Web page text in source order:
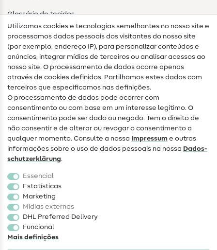
Glossário de tecidos
Guias de costura
Ajuda e contacto
Contacto
Mudança de proprietário
Perguntas frequentes (FAQ)
Direito de cancelamento
Popular
Tecidos
Acessórios de costura
Promoção
Utilizamos cookies e tecnologias semelhantes no nosso site e
processamos dados pessoais dos visitantes do nosso site
(por exemplo, endereço IP), para personalizar conteúdos e
anúncios, integrar mídias de terceiros ou analisar acessos ao
nosso site. O processamento de dados ocorre apenas
através de cookies definidos. Partilhamos estes dados com
terceiros que especificamos nas definições.
O processamento de dados pode ocorrer com
consentimento ou com base em um interesse legítimo. O
consentimento pode ser dado ou negado. Tem o direito de
não consentir e de alterar ou revogar o consentimento a
qualquer momento. Consulte a nossa Impressum e outras
informações sobre o uso de dados pessoais na nossa Dados­
schutz­erklärung.
Essencial
Estatísticas
Marketing
Mídias externas
DHL Preferred Delivery
Funcional
Mais definições